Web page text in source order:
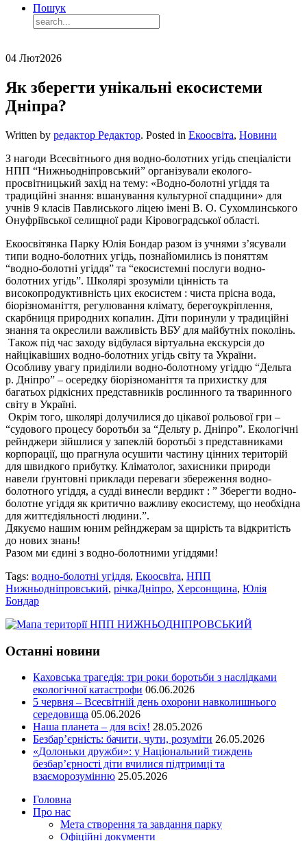
Пошук
04 Лют2026
Як зберегти унікальні екосистеми
Дніпра?
Written by редактор Редактор. Posted in Екоосвіта, Новини
З нагоди Всесвітнього дня водно-болотних угідь спеціалісти
НПП “Нижньодніпровський” організували еколого-
просвітницький захід на тему: «Водно-болотні угіддя та
традиційні знання: вшанування культурної спадщини» для
учнів 9 класів Павлиського ліцею імені В. О. Сухомлинського
Онуфріївської селищної ради Кіровоградської області.
Екоосвітянка Парку Юлія Бондар разом із учнями з’ясували
типи водно-болотних угідь, познайомились із поняттям
“водно-болотні угіддя” та “екосистемні послуги водно-
болотних угідь”. Школярі зрозуміли цінність та
високопродуктивність цих екосистем : чиста прісна вода,
біорізноманіття, регулювання клімату, берегоукріплення,
скарбниця природних копалин. Діти поринули у традиційні
знання та окреслили важливість ВБУ для майбутніх поколінь.
Також під час заходу відбулася віртуальна екскурсія до
найцікавіших водно-болотних угідь світу та України.
Особливу увагу приділили водно-болотному угіддю “Дельта
р. Дніпро” – осередку біорізноманіття та прихистку для
багатьох рідкісних представників рослинного та тваринного
світу в Україні.
Окрім того, школярі долучилися до цікавої рольової гри –
“судового процесу боротьби за “Дельту р. Дніпро”. Екологічні
рейнджери зійшлися у запеклій боротьбі з представниками
корпорації, що прагнула осушити частину цінних територій
для швидкого прибутку. Кліматолог, захисники природи
навели ґрунтовні приклади переваги збереження водно-
болотного угіддя, а судді винесли вердикт : ” Зберегти водно-
болотне угіддя як критично важливу екосистему, що необхідна
для життєдіяльності людини.”.
Дякуємо нашим юним рейнджерам за щирість та відкритість
до нових знань!
Разом ми єдині з водно-болотними угіддями!
Tags: водно-болотні угіддя, Екоосвіта, НПП
Нижньодніпровський, річкаДніпро, Херсонщина, Юлія
Бондар
Останні новини
Каховська трагедія: три роки боротьби з наслідками
екологічної катастрофи 06.06.2026
5 червня – Всесвітній день охорони навколишнього
середовища 05.06.2026
Наша планета – для всіх! 28.05.2026
Безбар’єрність: бачити, чути, розуміти 26.05.2026
«Долоньки дружби»: у Національний тиждень
безбар’єрності діти вчилися підтримці та
взаєморозумінню 25.05.2026
Головна
Про нас
Мета створення та завдання парку
Офіційні документи